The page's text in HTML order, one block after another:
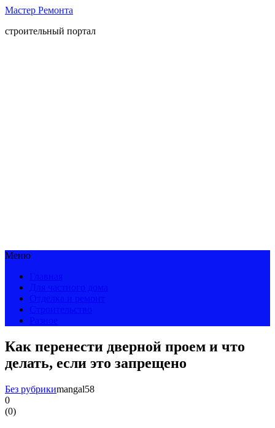
Мастер Ремонта
строительный портал
Меню
Как перенести дверной проем и что
делать, если это запрещено
Без рубрикиmangal58
0
(0)